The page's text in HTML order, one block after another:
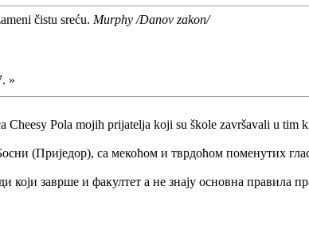
čistu sreću. Murphy /Danov zakon/
»
Cheesy Pola mojih prijatelja koji su škole završavali u
(Приједор), са мекоћом и тврдоћом поменутих
који заврше и факултет а не знају основна правила